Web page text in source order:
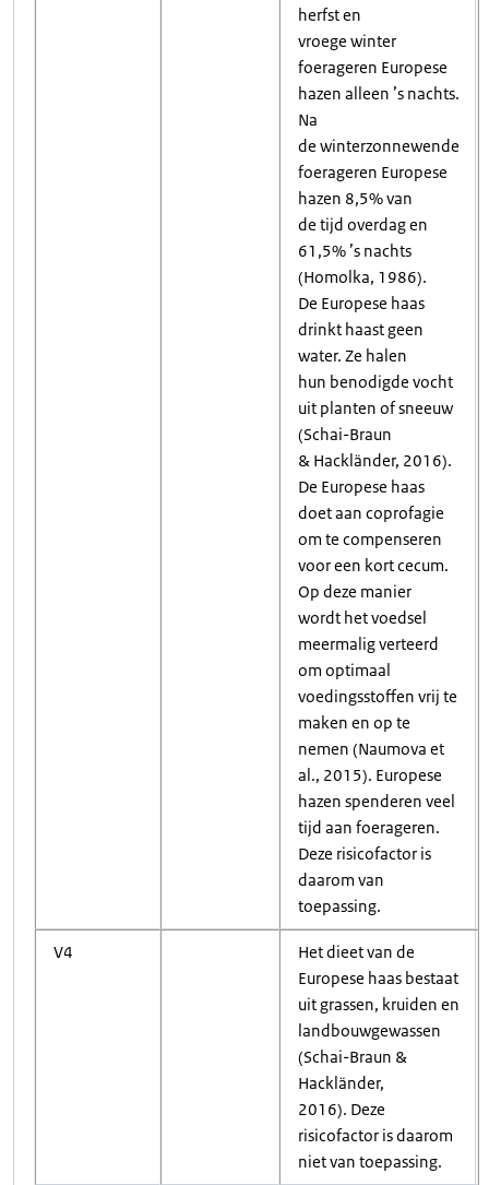
herfst en
vroege winter
foerageren Europese
hazen alleen ’s nachts.
Na
de winterzonnewende
foerageren Europese
hazen 8,5% van
de tijd overdag en
61,5% ’s nachts
(Homolka, 1986).
De Europese haas
drinkt haast geen
water. Ze halen
hun benodigde vocht
uit planten of sneeuw
(Schai-Braun
& Hackländer, 2016).
De Europese haas
doet aan coprofagie
om te compenseren
voor een kort cecum.
Op deze manier
wordt het voedsel
meermalig verteerd
om optimaal
voedingsstoffen vrij te
maken en op te
nemen (Naumova et
al., 2015). Europese
hazen spenderen veel
tijd aan foerageren.
Deze risicofactor is
daarom van
toepassing.
V4
Het dieet van de
Europese haas bestaat
uit grassen, kruiden en
landbouwgewassen
(Schai-Braun &
Hackländer,
2016). Deze
risicofactor is daarom
niet van toepassing.